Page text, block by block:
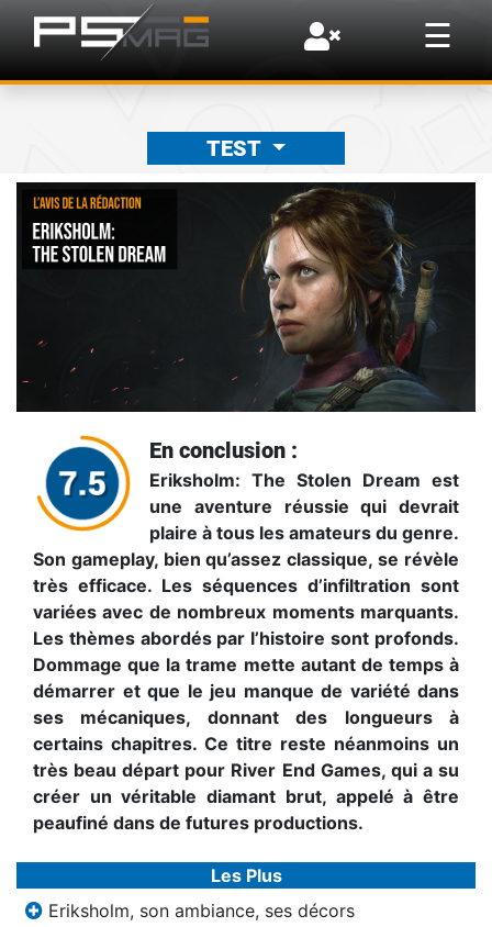
☰
×
TEST
En conclusion :
Eriksholm: The Stolen Dream est
une aventure réussie qui devrait
plaire à tous les amateurs du genre.
Son gameplay, bien qu’assez classique, se révèle
très efficace. Les séquences d’infiltration sont
variées avec de nombreux moments marquants.
Les thèmes abordés par l’histoire sont profonds.
Dommage que la trame mette autant de temps à
démarrer et que le jeu manque de variété dans
ses mécaniques, donnant des longueurs à
certains chapitres. Ce titre reste néanmoins un
très beau départ pour River End Games, qui a su
créer un véritable diamant brut, appelé à être
peaufiné dans de futures productions.
Les Plus
Eriksholm, son ambiance, ses décors